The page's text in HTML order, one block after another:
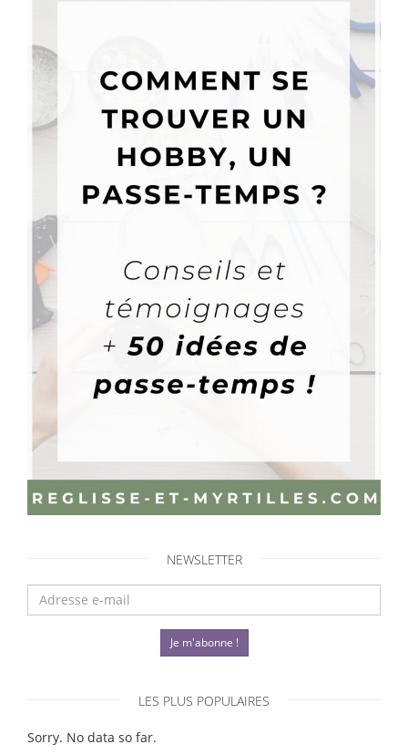
NEWSLETTER
Je m'abonne !
LES PLUS POPULAIRES
Sorry. No data so far.